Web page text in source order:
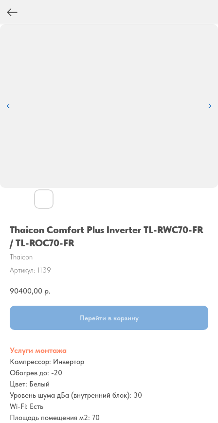
Thaicon Comfort Plus Inverter TL-RWC70-FR
/ TL-ROC70-FR
Thaicon
Артикул: 1139
90400,00 р.
Перейти в корзину
Услуги монтажа
Компрессор: Инвертор
Обогрев до: -20
Цвет: Белый
Уровень шума дБа (внутренний блок): 30
Wi-Fi: Есть
Площадь помещения м2: 70